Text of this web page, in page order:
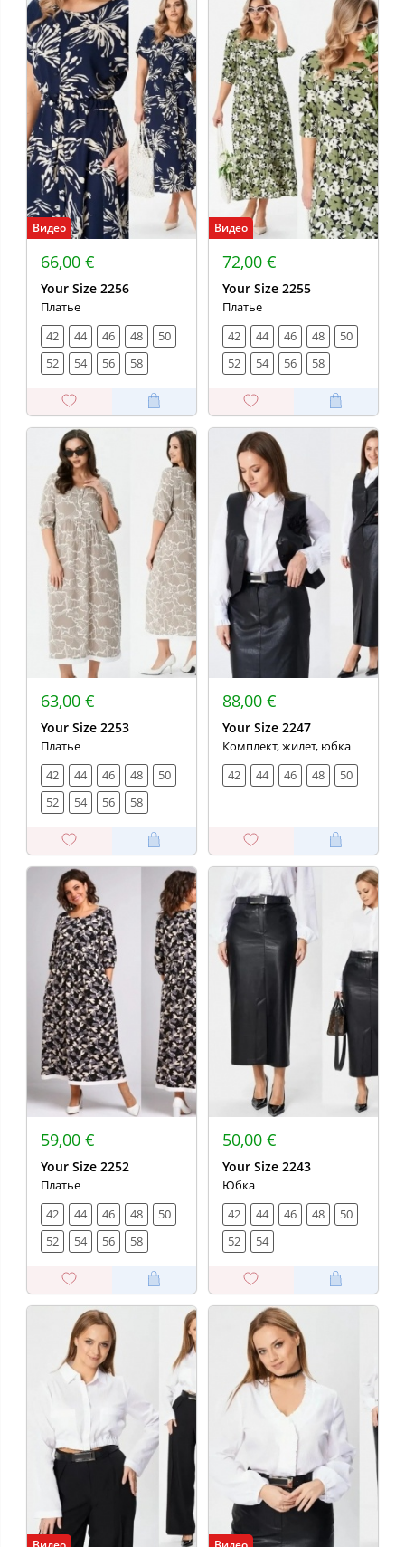
Видео
66,00 €
Your Size 2256
Платье
42
44 46 48
50
52
54 56 58
Видео
72,00 €
Your Size 2255
Платье
42
44 46 48
50
52
54 56 58
63,00 €
Your Size 2253
Платье
42
44 46 48
50
52
54 56 58
88,00 €
Your Size 2247
Комплект, жилет, юбка
42
44 46 48 50
59,00 €
Your Size 2252
Платье
42
44 46 48
50
52
54 56 58
50,00 €
Your Size 2243
Юбка
42
44 46 48
50
52
54